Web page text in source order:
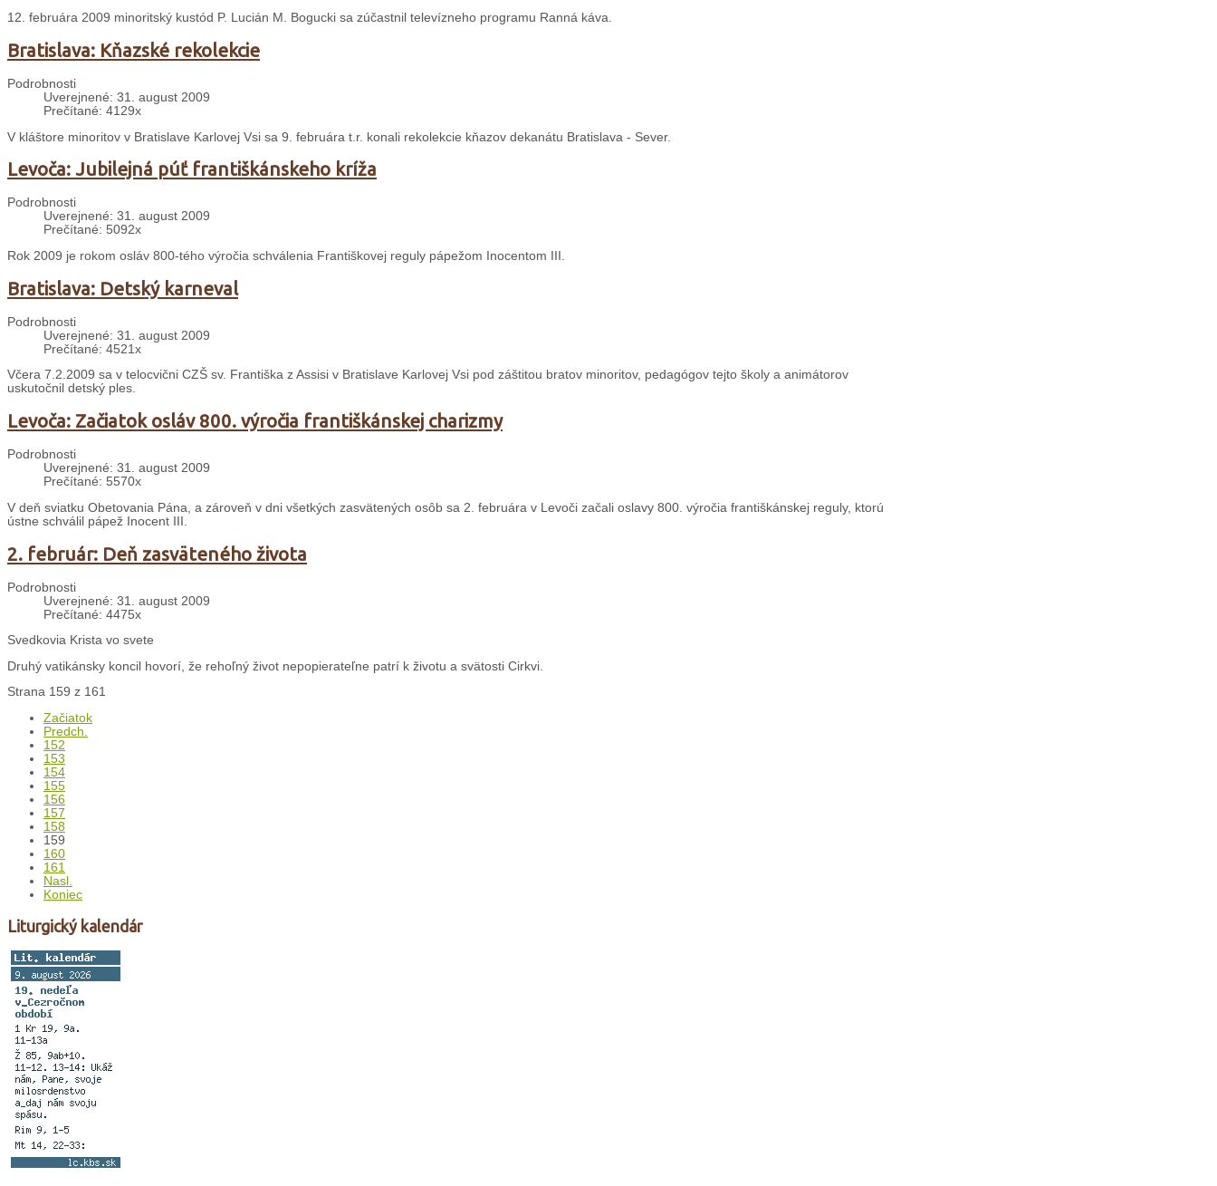
12. februára 2009 minoritský kustód P. Lucián M. Bogucki sa zúčastnil televízneho programu Ranná káva.
Bratislava: Kňazské rekolekcie
Podrobnosti
Uverejnené: 31. august 2009
Prečítané: 4129x
V kláštore minoritov v Bratislave Karlovej Vsi sa 9. februára t.r. konali rekolekcie kňazov dekanátu Bratislava - Sever.
Levoča: Jubilejná púť františkánskeho kríža
Podrobnosti
Uverejnené: 31. august 2009
Prečítané: 5092x
Rok 2009 je rokom osláv 800-tého výročia schválenia Františkovej reguly pápežom Inocentom III.
Bratislava: Detský karneval
Podrobnosti
Uverejnené: 31. august 2009
Prečítané: 4521x
Včera 7.2.2009 sa v telocvični CZŠ sv. Františka z Assisi v Bratislave Karlovej Vsi pod záštitou bratov minoritov, pedagógov tejto školy a animátorov
uskutočnil detský ples.
Levoča: Začiatok osláv 800. výročia františkánskej charizmy
Podrobnosti
Uverejnené: 31. august 2009
Prečítané: 5570x
V deň sviatku Obetovania Pána, a zároveň v dni všetkých zasvätených osôb sa 2. februára v Levoči začali oslavy 800. výročia františkánskej reguly, ktorú
ústne schválil pápež Inocent III.
2. február: Deň zasväteného života
Podrobnosti
Uverejnené: 31. august 2009
Prečítané: 4475x
Svedkovia Krista vo svete
Druhý vatikánsky koncil hovorí, že rehoľný život nepopierateľne patrí k životu a svätosti Cirkvi.
Strana 159 z 161
Začiatok
Predch.
152
153
154
155
156
157
158
159
160
161
Nasl.
Koniec
Liturgický kalendár